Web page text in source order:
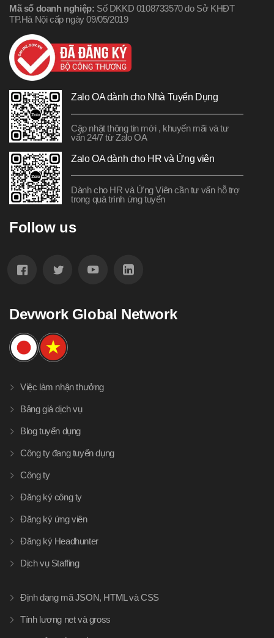
Mã số doanh nghiệp: Số DKKD 0108733570 do Sở KHĐT
TP.Hà Nội cấp ngày 09/05/2019
Zalo OA dành cho Nhà Tuyển Dụng
Cập nhật thông tin mới , khuyến mãi và tư
vấn 24/7 từ Zalo OA
Zalo OA dành cho HR và Ứng viên
Dành cho HR và Ứng Viên cần tư vấn hỗ trợ
trong quá trình ứng tuyển
Follow us
Devwork Global Network
Việc làm nhận thưởng
Bảng giá dịch vụ
Blog tuyển dụng
Công ty đang tuyển dụng
Công ty
Đăng ký công ty
Đăng ký ứng viên
Đăng ký Headhunter
Dịch vụ Staffing
Định dạng mã JSON, HTML và CSS
Tính lương net và gross